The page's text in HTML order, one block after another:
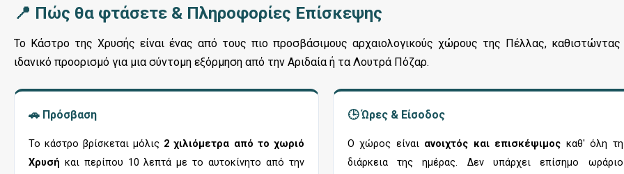
📍 Πώς θα φτάσετε & Πληροφορίες Επίσκεψης
Το Κάστρο της Χρυσής είναι ένας από τους πιο προσβάσιμους αρχαιολογικούς χώρους της Πέλλας,
ιδανικό προορισμό για μια σύντομη εξόρμηση από την Αριδαία ή τα Λουτρά Πόζαρ.
🚗 Πρόσβαση
Το κάστρο βρίσκεται μόλις 2 χιλιόμετρα από το χωριό
Χρυσή και περίπου 10 λεπτά με το αυτοκίνητο από την
🕒 Ώρες & Είσοδος
Ο χώρος είναι ανοιχτός και επισκέψιμος καθ' όλη τη
διάρκεια της ημέρας. Δεν υπάρχει επίσημο ωράριο